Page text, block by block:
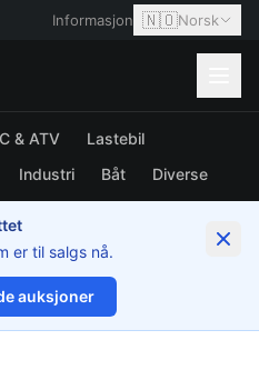
Informasjon 🇳🇴Norsk
& ATV
Lastebil
Industri Båt Diverse
er til salgs nå.
auksjoner
1/30